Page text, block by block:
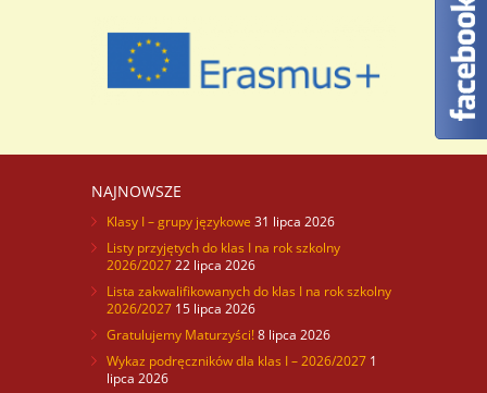
NAJNOWSZE
Klasy I – grupy językowe 31 lipca 2026
Listy przyjętych do klas I na rok szkolny
2026/202722 lipca 2026
Lista zakwalifikowanych do klas I na rok szkolny
2026/2027 15 lipca 2026
Gratulujemy Maturzyści!8 lipca 2026
Wykaz podręczników dla klas I – 2026/2027 1
lipca 2026